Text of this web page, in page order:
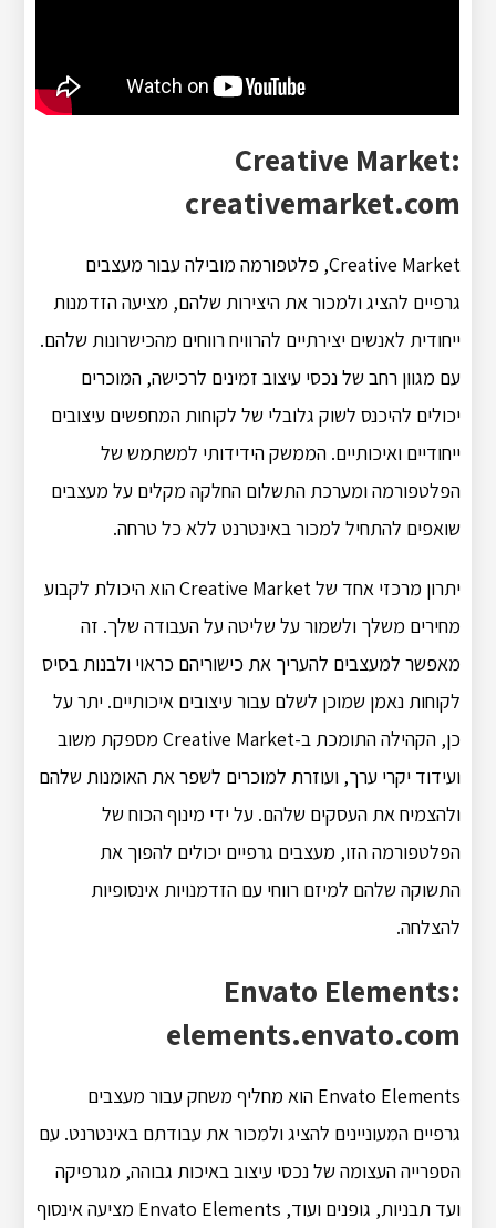
Creative Market:
creativemarket.com
Creative Market, פלטפורמה מובילה עבור מעצבים
גרפיים להציג ולמכור את היצירות שלהם, מציעה הזדמנות
ייחודית לאנשים יצירתיים להרוויח רווחים מהכישרונות שלהם.
עם מגוון רחב של נכסי עיצוב זמינים לרכישה, המוכרים
יכולים להיכנס לשוק גלובלי של לקוחות המחפשים עיצובים
ייחודיים ואיכותיים. הממשק הידידותי למשתמש של
הפלטפורמה ומערכת התשלום החלקה מקלים על מעצבים
שואפים להתחיל למכור באינטרנט ללא כל טרחה.
יתרון מרכזי אחד של Creative Market הוא היכולת לקבוע
מחירים משלך ולשמור על שליטה על העבודה שלך. זה
מאפשר למעצבים להעריך את כישוריהם כראוי ולבנות בסיס
לקוחות נאמן שמוכן לשלם עבור עיצובים איכותיים. יתר על
כן, הקהילה התומכת ב-Creative Market מספקת משוב
ועידוד יקרי ערך, ועוזרת למוכרים לשפר את האומנות שלהם
ולהצמיח את העסקים שלהם. על ידי מינוף הכוח של
הפלטפורמה הזו, מעצבים גרפיים יכולים להפוך את
התשוקה שלהם למיזם רווחי עם הזדמנויות אינסופיות
להצלחה.
Envato Elements:
elements.envato.com
Envato Elements הוא מחליף משחק עבור מעצבים
גרפיים המעוניינים להציג ולמכור את עבודתם באינטרנט. עם
הספרייה העצומה של נכסי עיצוב באיכות גבוהה, מגרפיקה
ועד תבניות, גופנים ועוד, Envato Elements מציעה אינסוף